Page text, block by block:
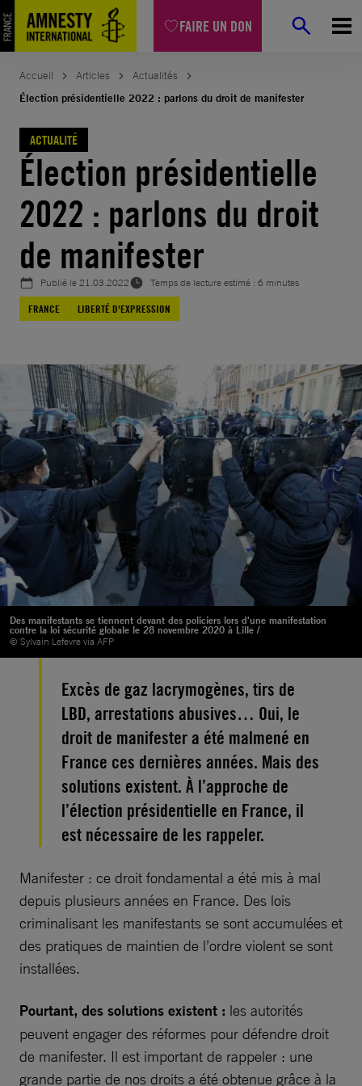
FAIRE UN DON
Aller
au
contenu
Accueil Articles
Actualités
Élection présidentielle 2022 : parlons du droit de manifester
ACTUALITÉ
Élection présidentielle
2022 : parlons du droit
de manifester
Publié le21.03.2022
Temps de lecture estimé : 6 minutes
FRANCE
LIBERTÉ D'EXPRESSION
Des manifestants se tiennent devant des policiers lors d'une manifestation
contre la loi sécurité globale le 28 novembre 2020 à Lille /
© Sylvain Lefevre via AFP
Excès de gaz lacrymogènes, tirs de
LBD, arrestations abusives… Oui, le
droit de manifester a été malmené en
France ces dernières années. Mais des
solutions existent. À l’approche de
l’élection présidentielle en France, il
est nécessaire de les rappeler.
Manifester : ce droit fondamental a été mis à mal
depuis plusieurs années en France. Des lois
criminalisant les manifestants se sont accumulées et
des pratiques de maintien de l’ordre violent se sont
installées.
Pourtant, des solutions existent : les autorités
peuvent engager des réformes pour défendre droit
de manifester. Il est important de rappeler : une
grande partie de nos droits a été obtenue grâce à la